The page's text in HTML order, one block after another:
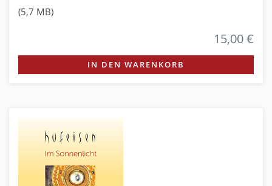
(5,7 MB)
15,00 €
IN DEN WARENKORB